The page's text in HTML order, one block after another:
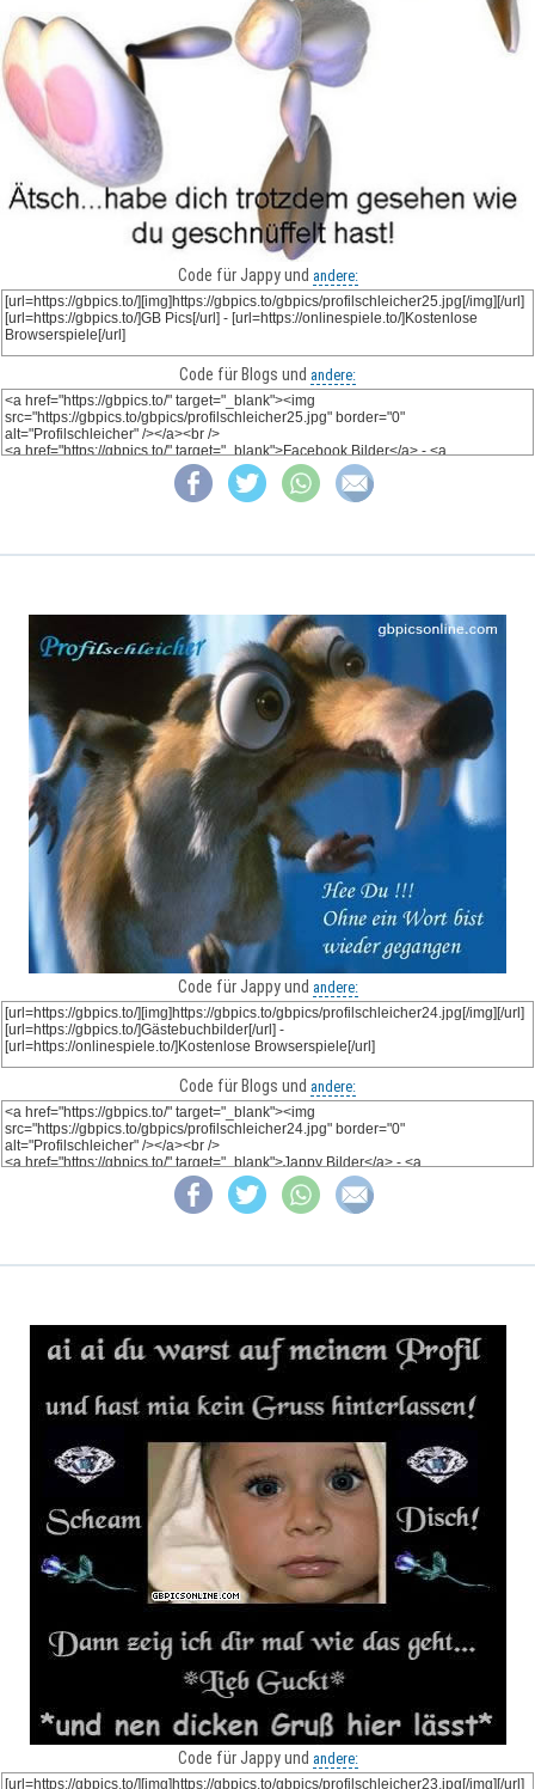
Code für Jappy und andere:
Code für Blogs und andere:
Code für Jappy und andere:
Code für Blogs und andere:
Code für Jappy und andere: